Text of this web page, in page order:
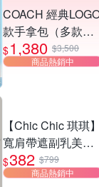
COACH 經典
款手拿包（多款任
選）
$1,380 $3,500
商品熱銷中
【Chic Chic 琪琪】
寬肩帶遮副乳美背
BraTop(無鋼圈/自
帶胸墊/日常百搭/修
$382 $799
商品熱銷中